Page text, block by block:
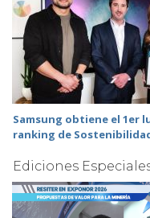
Samsung obtiene el 1er
ranking de
Ediciones